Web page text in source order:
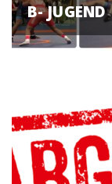
B- JUGEND